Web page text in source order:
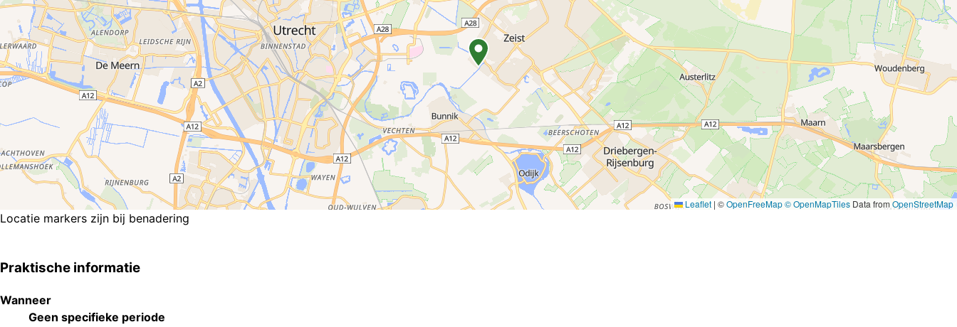
Leaflet | ©OpenFreeMap© OpenMapTiles Data from OpenStreetMap
Locatie markers zijn bij benadering
Praktische informatie
Wanneer
Geen specifieke periode